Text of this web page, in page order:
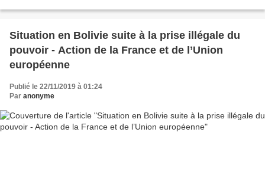
Situation en Bolivie suite à la prise illégale du
pouvoir - Action de la France et de l’Union
européenne
Publié le 22/11/2019 à 01:24
Par anonyme